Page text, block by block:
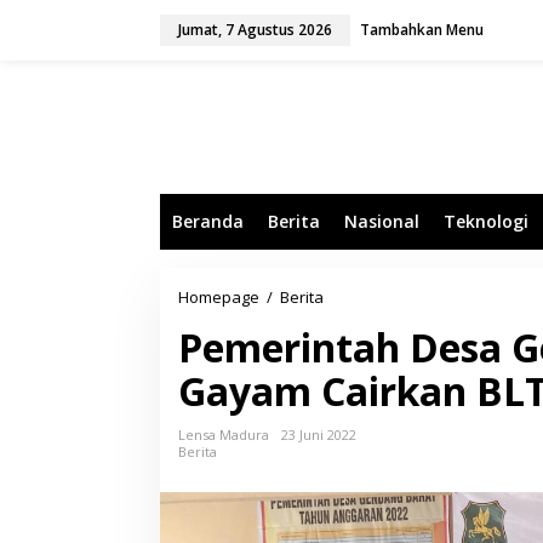
Jumat, 7 Agustus 2026 Tambahkan Menu
Beranda Berita Nasional Teknologi
Homepage / Berita
m
e
r
i
n
h
D
e
Pemerintah Desa
Gayam Cairkan
Lensa Madura
23 Juni 2022
Berita